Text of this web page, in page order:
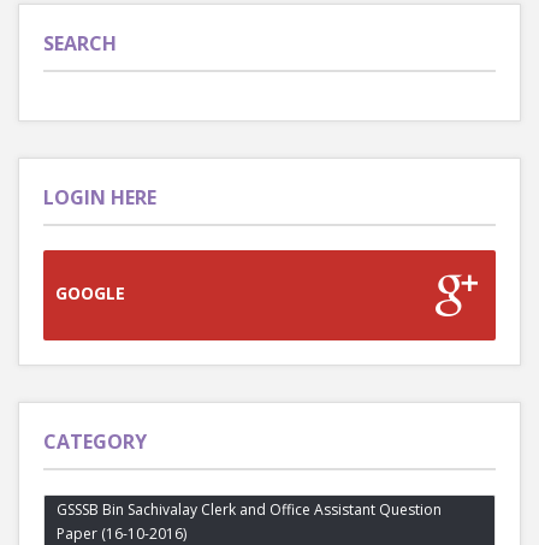
SEARCH
LOGIN HERE
GOOGLE
CATEGORY
GSSSB Bin Sachivalay Clerk and Office Assistant Question
Paper (16-10-2016)